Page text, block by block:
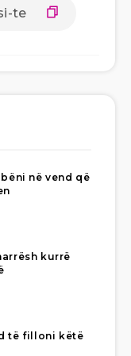
në vend që
kurrë
të filloni këtë